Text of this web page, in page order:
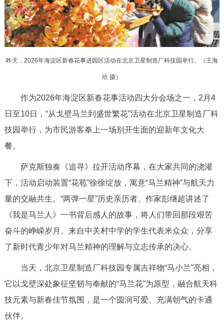
决策公开 专题公开
政务服务
个人服务 法人服务 部门服务
中介服务 阳光政务
12345网上接诉即办 我要咨询 我要建议
参与调查 在线访谈 图说互动
北京概况 十六区概览 人文北京
绿色北京 图说北京 视频北京
多语种
昨天，2026年海淀区新春花事进园区活动在北京卫星制造厂科技园举行。（王海
欣 摄）
作为2026年海淀区新春花事活动四大分会场之一，2月4
日至10日，“从戈壁马兰到盛世繁花”活动在北京卫星制造厂科
技园举行，为市民游客奉上一场别开生面的迎新年文化大
餐。
萨克斯独奏《追寻》拉开活动序幕，在大家共同的浇灌
下，活动启动装置“花苞”徐徐绽放，寓意“马兰精神”与航天力
量的交融共生。“两弹一星”历史亲历者、作家彭继超讲述了
《我是马兰人》一书背后感人的故事，将人们带回那段艰苦
奋斗的峥嵘岁月。来自中关村中学的学生代表米众众，分享
了新时代青少年对马兰精神的理解与立志传承的决心。
当天，北京卫星制造厂科技园专属吉祥物“马小兰”亮相，
它以戈壁深处象征坚韧与奉献的“马兰花”为原型，融合航天科
技元素与新春佳节氛围，是一个圆润可爱、充满朝气的卡通
伙伴。